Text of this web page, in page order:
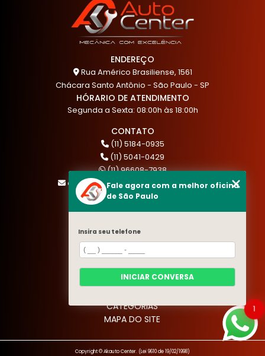
ENDEREÇO
Rua Américo Brasiliense, 1561
Chácara Santo Antônio - São Paulo - SP
HÓRARIO DE ATENDIMENTO
Segunda a Sexta: 08:00h às 18:00h
CONTATO
(11) 5184-0935
(11) 5041-0429
(11) 96608-7938
atendimento@akautocenter.com.br
MENU
HOME
QUEM SOMOS
SERVIÇOS
BLOG
CATEGORIAS
MAPA DO SITE
Copyright © Akauto Center. (Lei 9610 de 19/02/1998)
1
Fale agora com a melhor oficina
de São Paulo
Insira seu telefone
INICIAR CONVERSA